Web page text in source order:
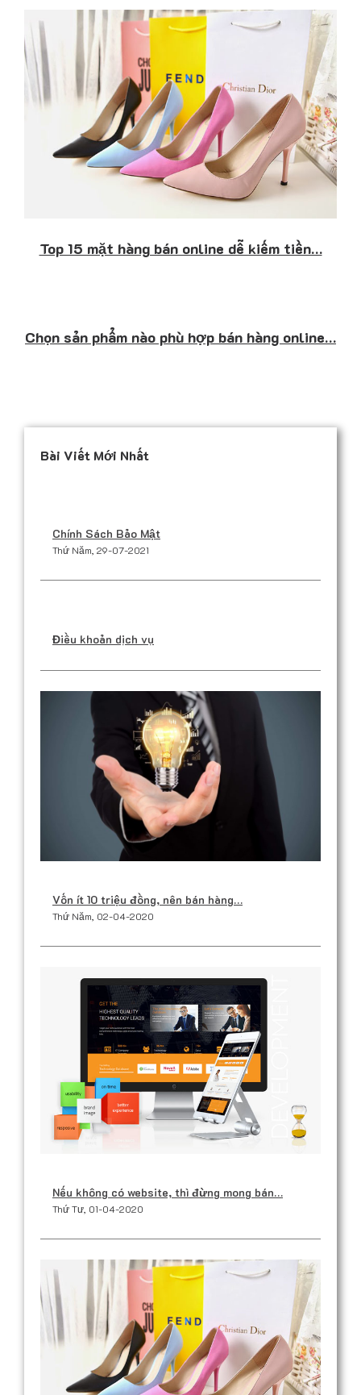
Top 15 mặt hàng bán online dễ kiếm tiền…
Chọn sản phẩm nào phù hợp bán hàng online…
Bài Viết Mới Nhất
Chính Sách Bảo Mật
Thứ Năm, 29-07-2021
Điều khoản dịch vụ
Vốn ít 10 triệu đồng, nên bán hàng…
Thứ Năm, 02-04-2020
Nếu không có website, thì đừng mong bán…
Thứ Tư, 01-04-2020